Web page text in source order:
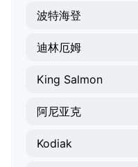
波特海登
迪林厄姆
King Salmon
阿尼亚克
Kodiak